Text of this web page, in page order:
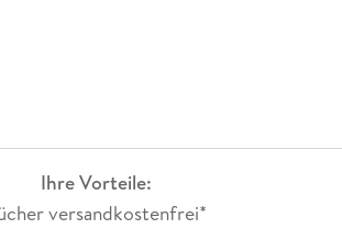
Ihre Vorteile:
versandkostenfrei*